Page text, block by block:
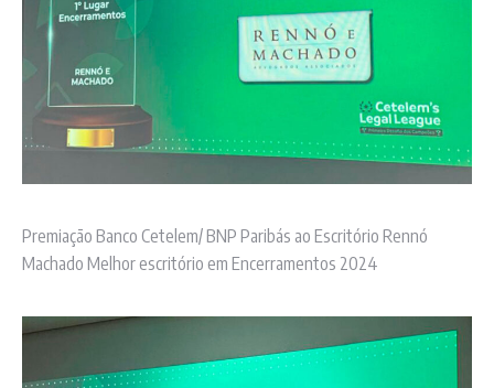
Premiação Banco Cetelem/ BNP Paribás ao Escritório Rennó
Machado Melhor escritório em Encerramentos 2024